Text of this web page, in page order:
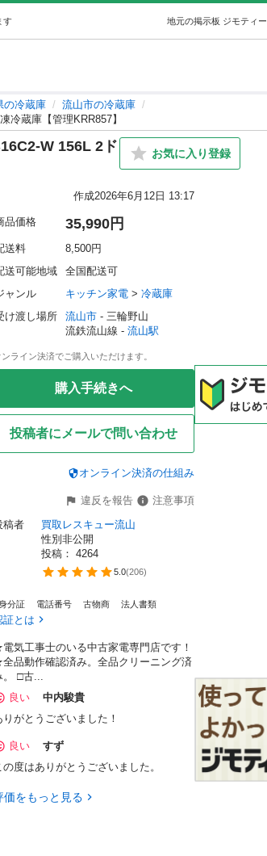
す 地元の掲示板 ジモティー
の冷蔵庫
流山市の冷蔵庫
冷蔵庫【管理KRR857】
W 156L 2ド
お気に入り登録
作成2026年6月12日 13:17
品価格 35,990円
送料
8,500円
送可能地域
全国配送可
ャンル
キッチン家電 > 冷蔵庫
け渡し場所
流山市 - 三輪野山
流鉄流山線 - 流山駅
ンライン決済でご購入いただけます。
購入手続きへ
投稿者にメールで問い合わせ
オンライン決済の仕組み
違反を報告
注意事項
稿者
買取レスキュー流山
性別非公開
投稿： 4264
5.0(206)
分証 電話番号 古物商 法人書類
証とは
気工事士のいる中古家電専門店です！
品動作確認済み。全品クリーニング済
。 □古...
良い
中内駿貴
りがとうございました！
良い
すず
の度はありがとうございました。
価をもっと見る